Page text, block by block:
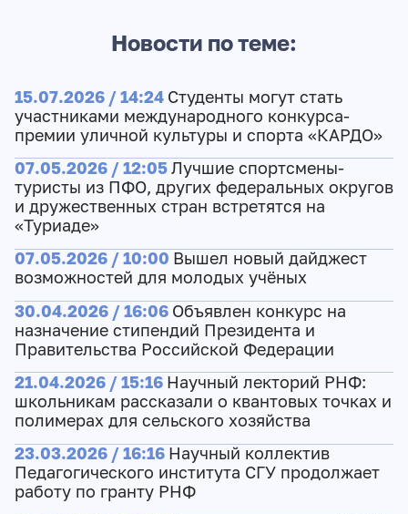
Новости по теме:
15.07.2026 / 14:24 Студенты могут стать
участниками международного конкурса-
премии уличной культуры и спорта «КАРДО»
07.05.2026 / 12:05Лучшие спортсмены-
туристы из ПФО, других федеральных округов
и дружественных стран встретятся на
«Туриаде»
07.05.2026 / 10:00 Вышел новый дайджест
возможностей для молодых учёных
30.04.2026 / 16:06 Объявлен конкурс на
назначение стипендий Президента и
Правительства Российской Федерации
21.04.2026 / 15:16 Научный лекторий РНФ:
школьникам рассказали о квантовых точках и
полимерах для сельского хозяйства
23.03.2026 / 16:16 Научный коллектив
Педагогического института СГУ продолжает
работу по гранту РНФ